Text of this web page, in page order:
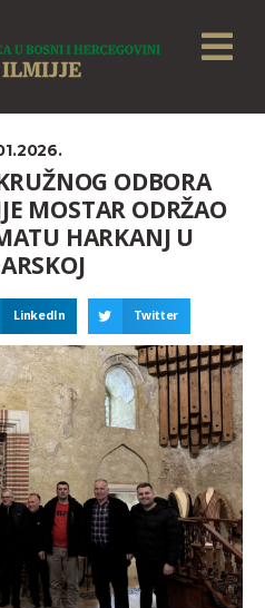
ODBORA
MOSTAR ODRŽAO
HARKANJ U
LinkedIn Twitter